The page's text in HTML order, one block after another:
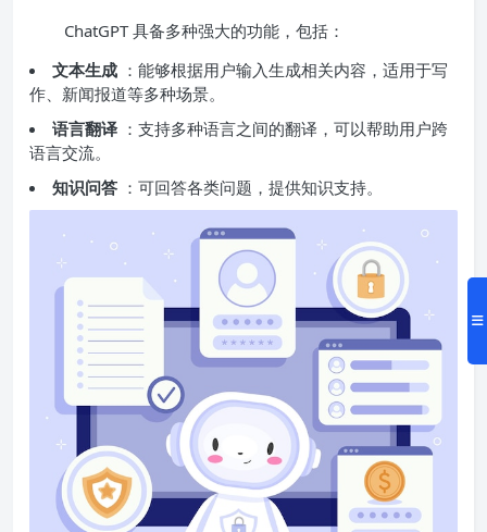
ChatGPT 具备多种强大的功能，包括：
文本生成 ：能够根据用户输入生成相关内容，适用于写
作、新闻报道等多种场景。
语言翻译 ：支持多种语言之间的翻译，可以帮助用户跨
语言交流。
知识问答 ：可回答各类问题，提供知识支持。